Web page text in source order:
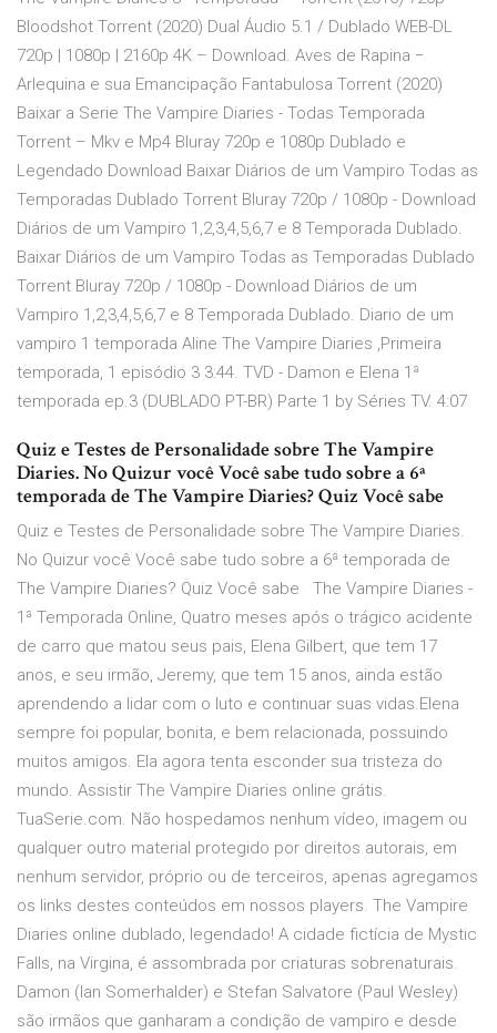
Bloodshot Torrent (2020) Dual Áudio 5.1 / Dublado WEB-DL
720p | 1080p | 2160p 4K – Download. Aves de Rapina −
Arlequina e sua Emancipação Fantabulosa Torrent (2020)
Baixar a Serie The Vampire Diaries - Todas Temporada
Torrent – Mkv e Mp4 Bluray 720p e 1080p Dublado e
Legendado Download Baixar Diários de um Vampiro Todas as
Temporadas Dublado Torrent Bluray 720p / 1080p - Download
Diários de um Vampiro 1,2,3,4,5,6,7 e 8 Temporada Dublado.
Baixar Diários de um Vampiro Todas as Temporadas Dublado
Torrent Bluray 720p / 1080p - Download Diários de um
Vampiro 1,2,3,4,5,6,7 e 8 Temporada Dublado. Diario de um
vampiro 1 temporada Aline The Vampire Diaries ,Primeira
temporada, 1 episódio 3 3:44. TVD - Damon e Elena 1ª
temporada ep.3 (DUBLADO PT-BR) Parte 1 by Séries TV. 4:07
Quiz e Testes de Personalidade sobre The Vampire
Diaries. No Quizur você Você sabe tudo sobre a 6ª
temporada de The Vampire Diaries? Quiz Você sabe
Quiz e Testes de Personalidade sobre The Vampire Diaries.
No Quizur você Você sabe tudo sobre a 6ª temporada de
The Vampire Diaries? Quiz Você sabe The Vampire Diaries -
1ª Temporada Online, Quatro meses após o trágico acidente
de carro que matou seus pais, Elena Gilbert, que tem 17
anos, e seu irmão, Jeremy, que tem 15 anos, ainda estão
aprendendo a lidar com o luto e continuar suas vidas.Elena
sempre foi popular, bonita, e bem relacionada, possuindo
muitos amigos. Ela agora tenta esconder sua tristeza do
mundo. Assistir The Vampire Diaries online grátis.
TuaSerie.com. Não hospedamos nenhum vídeo, imagem ou
qualquer outro material protegido por direitos autorais, em
nenhum servidor, próprio ou de terceiros, apenas agregamos
os links destes conteúdos em nossos players. The Vampire
Diaries online dublado, legendado! A cidade fictícia de Mystic
Falls, na Virgina, é assombrada por criaturas sobrenaturais.
Damon (Ian Somerhalder) e Stefan Salvatore (Paul Wesley)
são irmãos que ganharam a condição de vampiro e desde